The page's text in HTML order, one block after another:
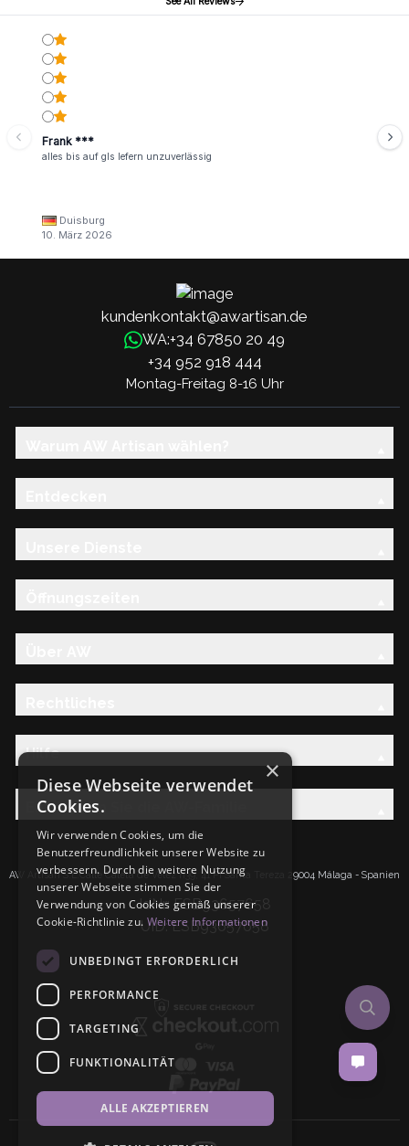
Frank ***
alles bis auf gls lefern unzuverlässig
Duisburg
10. März 2026
kundenkontakt@awartisan.de
WA:+34 67850 20 49
+34 952 918 444
Montag-Freitag 8-16 Uhr
Hilfe
Entdecken Sie die AW-Familie
AW Artisan S.L.Calle Caleta de Velez n39, 41 PI Santa Tereza 29004 Málaga - Spanien
IdNr: ESB93657658
UID: ESB93657658
×
Diese Webseite verwendet
Cookies.
Wir verwenden Cookies, um die
Benutzerfreundlichkeit unserer Website zu
verbessern. Durch die weitere Nutzung
unserer Webseite stimmen Sie der
Verwendung von Cookies gemäß unserer
Cookie-Richtlinie zu. Weitere Informationen
UNBEDINGT ERFORDERLICH
PERFORMANCE
TARGETING
FUNKTIONALITÄT
ALLE AKZEPTIEREN